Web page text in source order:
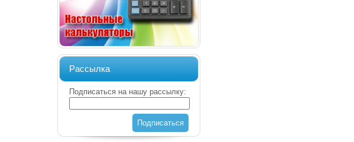
Рассылка
Подписаться на нашу рассылку:
Подписаться